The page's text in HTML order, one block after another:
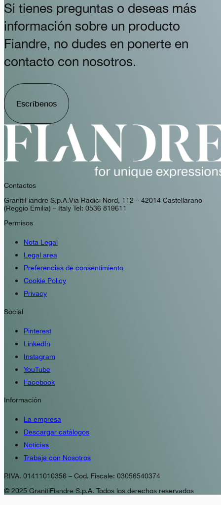
Si tienes preguntas o deseas más
información sobre un producto
Fiandre, no dudes en ponerte en
contacto con nosotros.
Escríbenos
Contactos
GranitiFiandre S.p.A. Via Radici Nord, 112 – 42014 Castellarano
(Reggio Emilia) – Italy Tel: 0536 819611
Permisos
Nota Legal
Legal area
Preferencias de consentimiento
Cookie Policy
Privacy
Social
Pinterest
LinkedIn
Instagram
YouTube
Facebook
Información
La empresa
Descargar catálogos
Noticias
Trabaja con Nosotros
P.IVA. 01411010356 – Cod. Fiscale: 03056540374
© 2025 GranitiFiandre S.p.A. Todos los derechos reservados